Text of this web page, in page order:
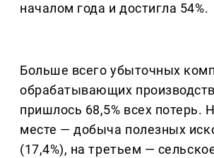
началом года и достигла 54%.
Больше всего убыточных
обрабатывающих
пришлось 68,5% всех потерь.
месте — добыча полезных
(17,4%), на третьем —